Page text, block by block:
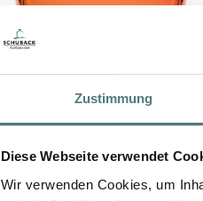
Zustimmung
Diese Webseite verwendet
Wir verwenden Cookies, um